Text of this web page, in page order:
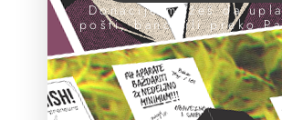
Donacije možeš da
pošti, banci ili preko